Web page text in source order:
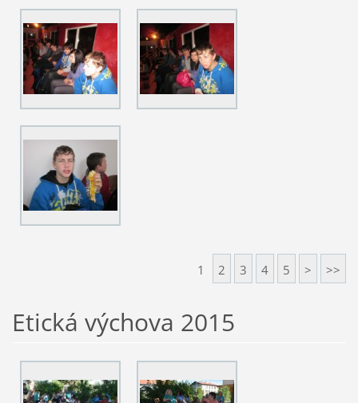
1 2 3 4 5 > >>
Etická výchova 2015